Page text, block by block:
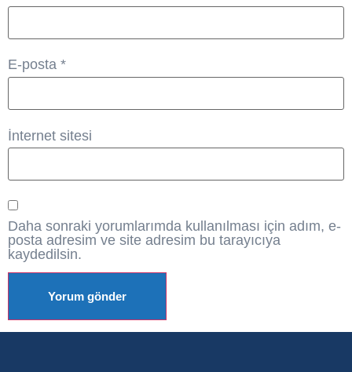
E-posta *
İnternet sitesi
Daha sonraki yorumlarımda kullanılması için adım, e-
posta adresim ve site adresim bu tarayıcıya
kaydedilsin.